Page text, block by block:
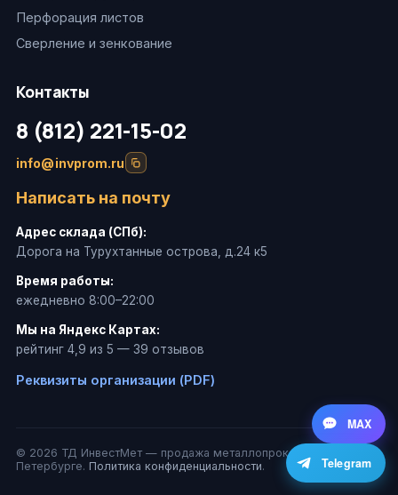
Перфорация листов
Сверление и зенкование
Контакты
8 (812) 221-15-02
info@invprom.ru
Написать на почту
Адрес склада (СПб):
Дорога на Турухтанные острова, д.24 к5
Время работы:
ежедневно 8:00–22:00
Мы на Яндекс Картах:
рейтинг 4,9 из 5 — 39 отзывов
Реквизиты организации (PDF)
© 2026 ТД ИнвестМет — продажа металлопроката в Санкт-
Петербурге. Политика конфиденциальности.
MAX
Telegram